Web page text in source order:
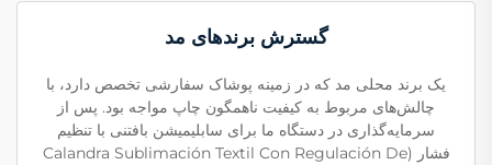
گسترش برندهای مد
یک برند محلی مد که در زمینه پوشاک سفارشی تخصص دارد، با
چالش‌های مربوط به کیفیت ناهمگون چاپ مواجه بود. پس از
سرمایه‌گذاری در دستگاه ما برای سابلیمیشن بافتنی با تنظیم
فشار (Calandra Sublimación Textil Con Regulación De